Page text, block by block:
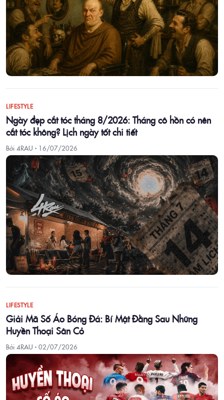
LIFESTYLE
Ngày đẹp cắt tóc tháng 8/2026: Tháng cô hồn có nên
cắt tóc không? Lịch ngày tốt chi tiết
Bởi 4RAU · 16/07/2026
LIFESTYLE
Giải Mã Số Áo Bóng Đá: Bí Mật Đằng Sau Những
Huyền Thoại Sân Cỏ
Bởi 4RAU · 02/07/2026